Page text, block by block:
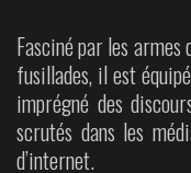
Fasciné par les
fusillades, il est
imprégné des
scrutés dans les
d’internet.